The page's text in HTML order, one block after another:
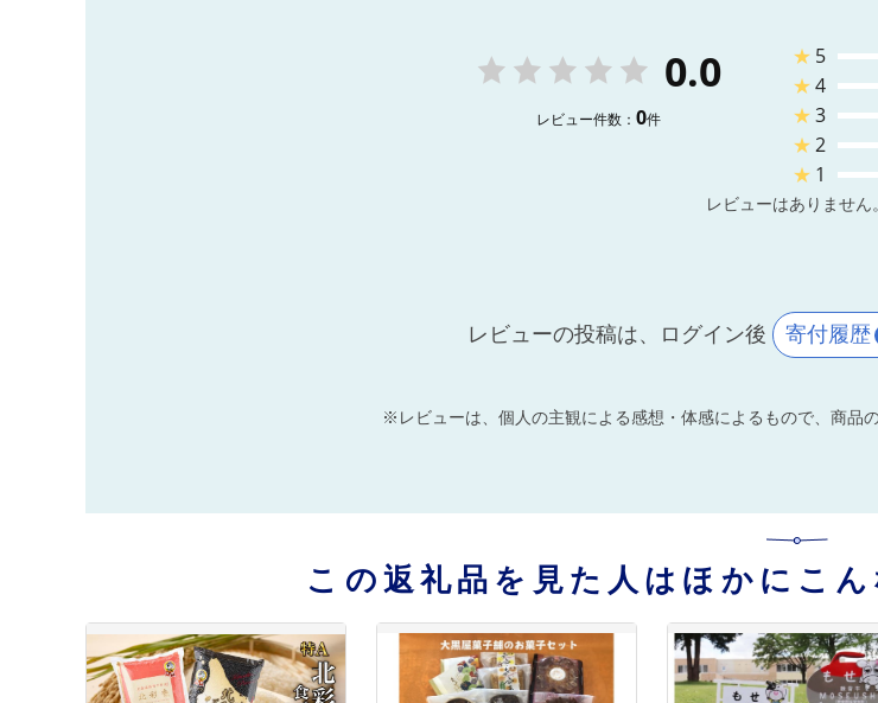
0.0
レビュー件数： 0件
★ 5
★4
★3
★2
★ 1
レビューはありません。
レビューの投稿は、ログイン後 寄付履歴
※レビューは、個人の主観による感想・体感によるもので、商品
この返礼品を見た人はほかにこ